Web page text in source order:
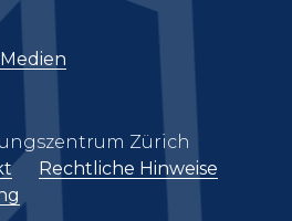
Zürich
Rechtliche Hinweise